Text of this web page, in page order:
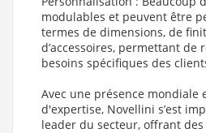
modulables et peuvent être
termes de dimensions, de
d’accessoires, permettant de
besoins spécifiques des
Avec une présence mondiale
d'expertise, Novellini s’est
leader du secteur, offrant